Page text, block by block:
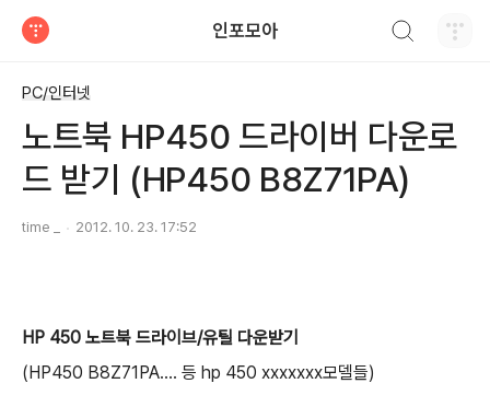
인포모아
PC/인터넷
노트북 HP450 드라이버 다운로
드 받기 (HP450 B8Z71PA)
time _ 2012. 10. 23. 17:52
HP 450 노트북 드라이브/유틸 다운받기
(HP450 B8Z71PA.... 등 hp 450 xxxxxxx모델들)